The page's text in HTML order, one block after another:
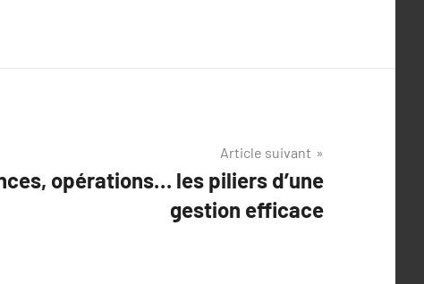
Article suivant
opérations… les piliers d’une
gestion efficace